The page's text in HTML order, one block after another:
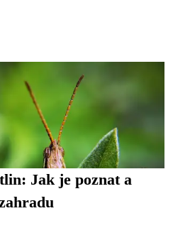
Jak je poznat a